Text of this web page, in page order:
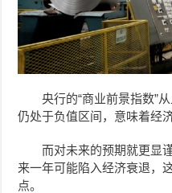
央行的“商业前景指数”
仍处于负值区间，意味着经
而对未来的预期就更显
来一年可能陷入经济衰退，
点。